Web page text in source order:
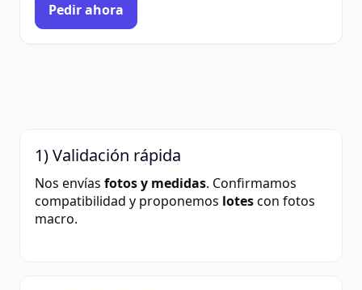
Pedir ahora
1) Validación rápida
Nos envías fotos y medidas. Confirmamos
compatibilidad y proponemos lotescon fotos
macro.